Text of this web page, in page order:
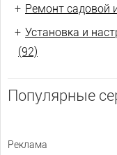
+ Ремонт садовой
+ Установка и
(92)
Популярные
Реклама